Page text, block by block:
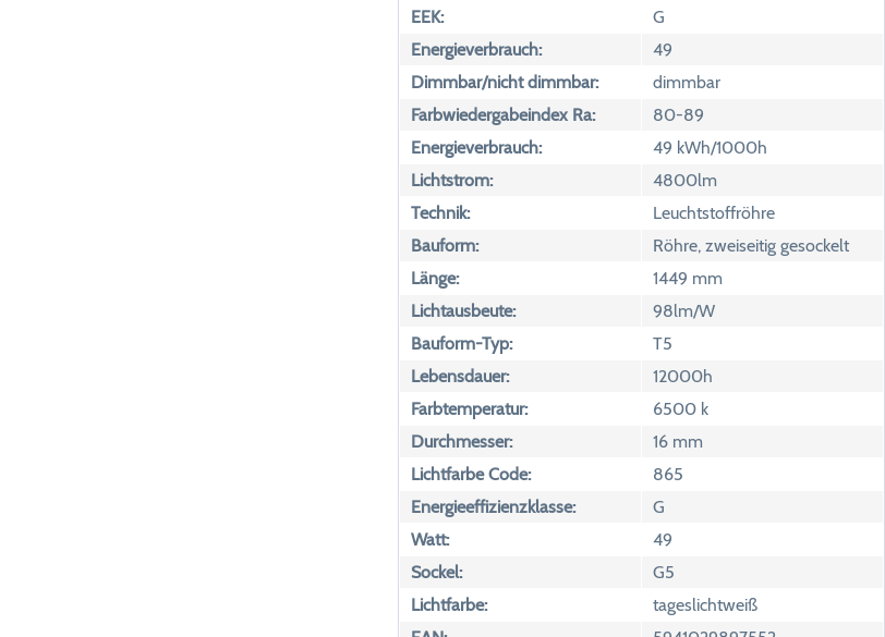
EEK:
G
Energieverbrauch:
49
Dimmbar/nicht dimmbar:
dimmbar
Farbwiedergabeindex Ra:
80-89
Energieverbrauch:
49 kWh/1000h
Lichtstrom:
4800lm
Technik:
Leuchtstoffröhre
Bauform:
Röhre, zweiseitig gesockelt
Länge:
1449 mm
Lichtausbeute:
98lm/W
Bauform-Typ:
T5
Lebensdauer:
12000h
Farbtemperatur:
6500 k
Durchmesser:
16 mm
Lichtfarbe Code:
865
Energieeffizienzklasse:
G
Watt:
49
Sockel:
G5
Lichtfarbe:
tageslichtweiß